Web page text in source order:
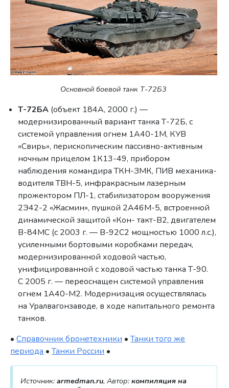
Основной боевой танк Т-72Б3
Т-72БА (объект 184А, 2000 г.) —
модернизированный вариант танка Т-72Б, с
системой управления огнем 1А40-1М, КУВ
«Свирь», перископическим пассивно-активным
ночным прицелом 1К13-49, прибором
наблюдения командира ТКН-ЗМК, ПИВ механика-
водителя ТВН-5, инфракрасным лазерным
прожектором ПЛ-1, стабилизатором вооружения
2Э42-2 «Жасмин», пушкой 2А46М-5, встроенной
динамической защитой «Кон- такт-В2, двигателем
В-84МС (с 2003 г. — В-92С2 мощностью 1000 л.с.),
усиленными бортовыми коробками передач,
модернизированной ходовой частью,
унифицированной с ходовой частью танка Т-90.
С 2005 г. — переоснащен системой управления
огнем 1А40-М2. Модернизация осуществлялась
на Уралвагонзаводе, в ходе капитального ремонта
танков.
•Справочник бронетехники •Танки того же
периода •Танки России •
Источник: armedman.ru, Автор: компиляция на